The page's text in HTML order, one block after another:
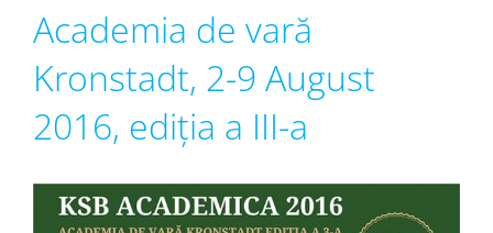
Academia de vară
Kronstadt, 2-9 August
2016, ediția a III-a